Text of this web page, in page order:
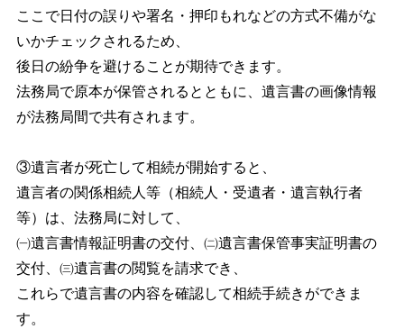
ここで日付の誤りや署名・押印もれなどの方式不備がな
いかチェックされるため、
後日の紛争を避けることが期待できます。
法務局で原本が保管されるとともに、遺言書の画像情報
が法務局間で共有されます。
③遺言者が死亡して相続が開始すると、
遺言者の関係相続人等（相続人・受遺者・遺言執行者
等）は、法務局に対して、
㈠遺言書情報証明書の交付、㈡遺言書保管事実証明書の
交付、㈢遺言書の閲覧を請求でき、
これらで遺言書の内容を確認して相続手続きができま
す。